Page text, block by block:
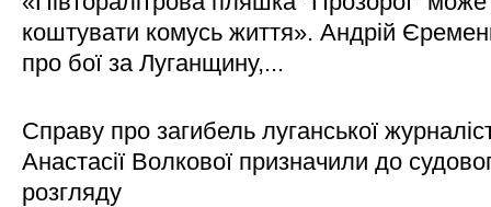
коштувати комусь життя». Андрій
про бої за Луганщину,...
Справу про загибель луганської
Анастасії Волкової призначили до
розгляду